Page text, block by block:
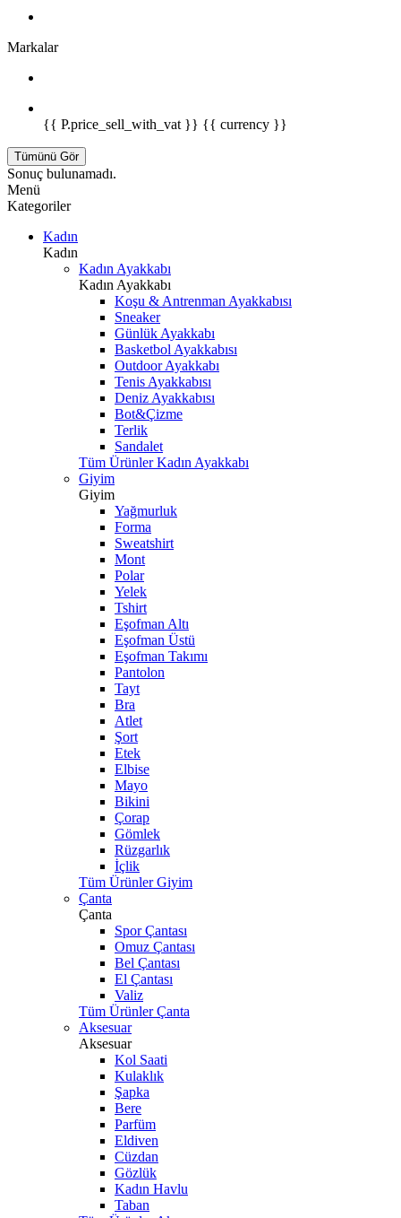
Markalar
{{ P.price_sell_with_vat }} {{ currency }}
Tümünü Gör
Sonuç bulunamadı.
Menü
Kategoriler
Kadın
Kadın
Kadın Ayakkabı
Kadın Ayakkabı
Koşu & Antrenman Ayakkabısı
Sneaker
Günlük Ayakkabı
Basketbol Ayakkabısı
Outdoor Ayakkabı
Tenis Ayakkabısı
Deniz Ayakkabısı
Bot&Çizme
Terlik
Sandalet
Tüm Ürünler Kadın Ayakkabı
Giyim
Giyim
Yağmurluk
Forma
Sweatshirt
Mont
Polar
Yelek
Tshirt
Eşofman Altı
Eşofman Üstü
Eşofman Takımı
Pantolon
Tayt
Bra
Atlet
Şort
Etek
Elbise
Mayo
Bikini
Çorap
Gömlek
Rüzgarlık
İçlik
Tüm Ürünler Giyim
Çanta
Çanta
Spor Çantası
Omuz Çantası
Bel Çantası
El Çantası
Valiz
Tüm Ürünler Çanta
Aksesuar
Aksesuar
Kol Saati
Kulaklık
Şapka
Bere
Parfüm
Eldiven
Cüzdan
Gözlük
Kadın Havlu
Taban